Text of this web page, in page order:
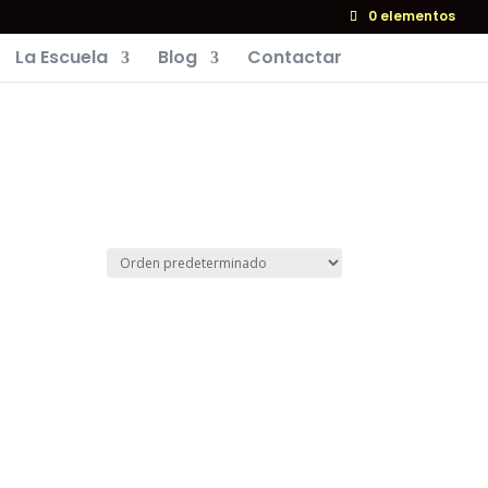
0 elementos
La Escuela Blog Contactar